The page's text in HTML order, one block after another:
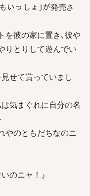
いっしょ｣が発売さ
を彼の家に置き､彼や
りとりして遊んでい
せて貰っていまし
気まぐれに自分の名
やのともだちなのニ
のニャ！』